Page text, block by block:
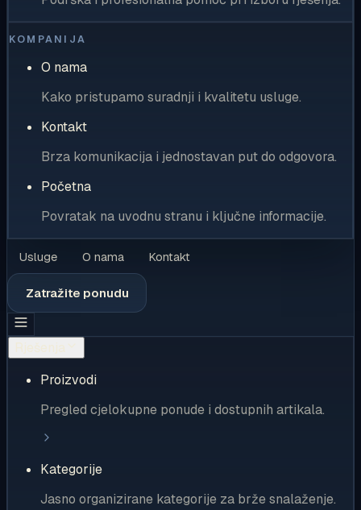
KOMPANIJA
O nama
Kako pristupamo suradnji i kvalitetu usluge.
Kontakt
Brza komunikacija i jednostavan put do odgovora.
Početna
Povratak na uvodnu stranu i ključne informacije.
Usluge O nama Kontakt
Zatražite ponudu
Proizvodi
Pregled cjelokupne ponude i dostupnih artikala.
Kategorije
Jasno organizirane kategorije za brže snalaženje.